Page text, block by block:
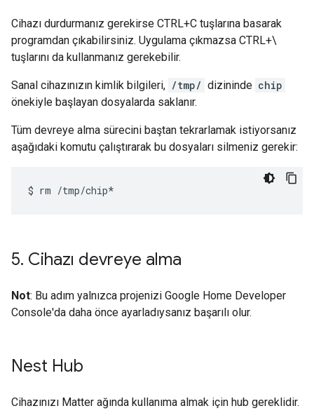
Cihazı durdurmanız gerekirse CTRL+C tuşlarına basarak
programdan çıkabilirsiniz. Uygulama çıkmazsa CTRL+\
tuşlarını da kullanmanız gerekebilir.
Sanal cihazınızın kimlik bilgileri, /tmp/ dizininde chip
önekiyle başlayan dosyalarda saklanır.
Tüm devreye alma sürecini baştan tekrarlamak istiyorsanız
aşağıdaki komutu çalıştırarak bu dosyaları silmeniz gerekir:
$ rm
5. Cihazı devreye alma
Not: Bu adım yalnızca projenizi Google Home Developer
Console'da daha önce ayarladıysanız başarılı olur.
Nest Hub
Cihazınızı Matter ağında kullanıma almak için hub gereklidir.